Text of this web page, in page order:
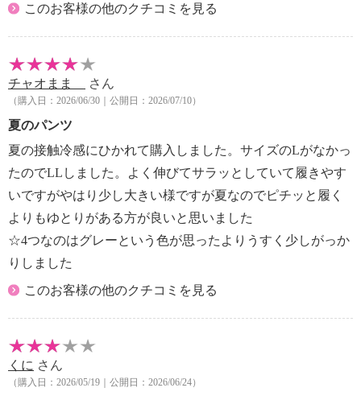
このお客様の他のクチコミを見る
チャオまま さん
（購入日：2026/06/30｜公開日：2026/07/10）
夏のパンツ
夏の接触冷感にひかれて購入しました。サイズのLがなかっ
たのでLLしました。よく伸びてサラッとしていて履きやす
いですがやはり少し大きい様ですが夏なのでピチッと履く
よりもゆとりがある方が良いと思いました
☆4つなのはグレーという色が思ったよりうすく少しがっか
りしました
このお客様の他のクチコミを見る
くに さん
（購入日：2026/05/19｜公開日：2026/06/24）